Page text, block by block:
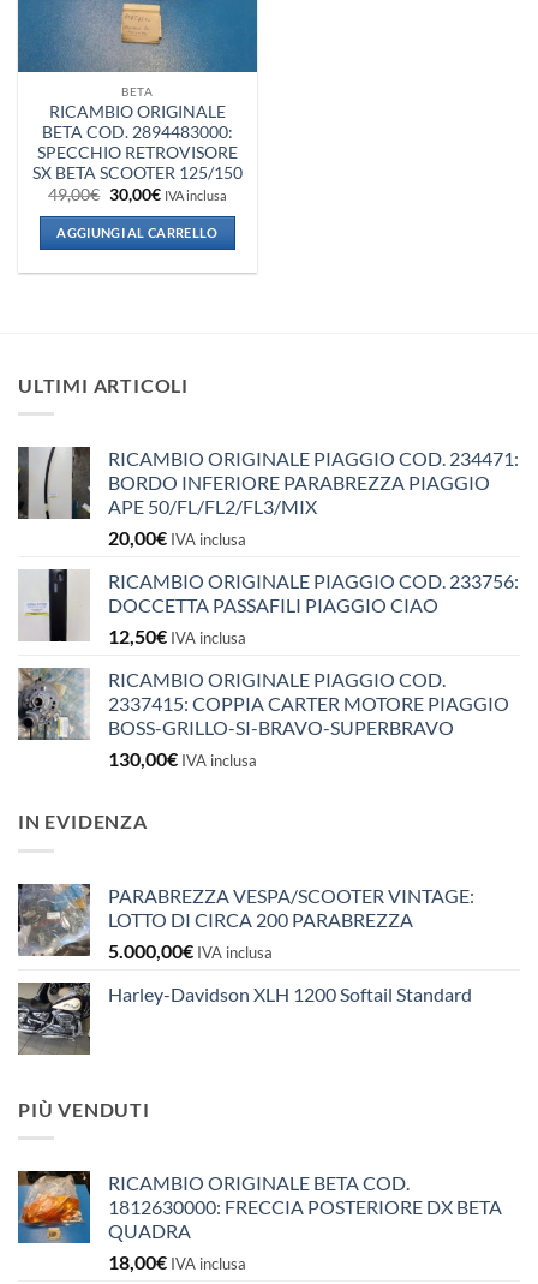
BETA
RICAMBIO ORIGINALE
BETA COD. 2894483000:
SPECCHIO RETROVISORE
SX BETA SCOOTER 125/150
49,00€ Il
prezzo
originale
era:
49,00€.
30,00€Il
attuale
è:
30,00€.
IVA inclusa
AGGIUNGI AL CARRELLO
ULTIMI ARTICOLI
RICAMBIO ORIGINALE PIAGGIO COD. 234471:
BORDO INFERIORE PARABREZZA PIAGGIO
APE 50/FL/FL2/FL3/MIX
20,00€ IVA inclusa
RICAMBIO ORIGINALE PIAGGIO COD. 233756:
DOCCETTA PASSAFILI PIAGGIO CIAO
12,50€ IVA inclusa
RICAMBIO ORIGINALE PIAGGIO COD.
2337415: COPPIA CARTER MOTORE PIAGGIO
BOSS-GRILLO-SI-BRAVO-SUPERBRAVO
130,00€ IVA inclusa
IN EVIDENZA
PARABREZZA VESPA/SCOOTER VINTAGE:
LOTTO DI CIRCA 200 PARABREZZA
5.000,00€ IVA inclusa
Harley-Davidson XLH 1200 Softail Standard
PIÙ VENDUTI
RICAMBIO ORIGINALE BETA COD.
1812630000: FRECCIA POSTERIORE DX BETA
QUADRA
18,00€ IVA inclusa